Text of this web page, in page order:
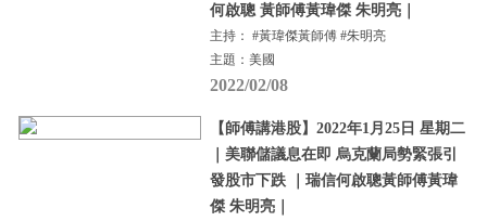
何啟聰 黃師傅黃瑋傑 朱明亮｜
主持： #黃瑋傑黃師傅 #朱明亮
主題：美國
2022/02/08
【師傅講港股】2022年1月25日 星期二
｜美聯儲議息在即 烏克蘭局勢緊張引
發股市下跌 ｜瑞信何啟聰黃師傅黃瑋
傑 朱明亮｜